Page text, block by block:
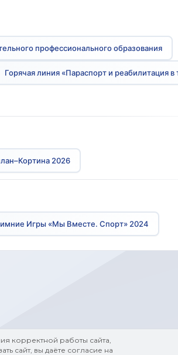
профессионального образования
Горячая линия «Параспорт и реабилитация в
2026
Игры «Мы Вместе. Спорт» 2024
корректной работы сайта,
сайт, вы даёте согласие на